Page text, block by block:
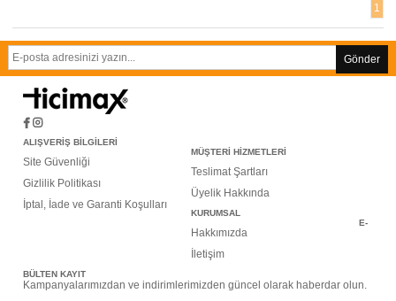
1
Gönder
ALIŞVERİŞ BİLGİLERİ
Site Güvenliği
Gizlilik Politikası
İptal, İade ve Garanti Koşulları
MÜŞTERİ HİZMETLERİ
Teslimat Şartları
Üyelik Hakkında
KURUMSAL
Hakkımızda
İletişim
E-
BÜLTEN KAYIT
Kampanyalarımızdan ve indirimlerimizden güncel olarak haberdar olun.